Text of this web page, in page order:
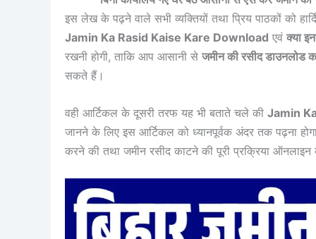
इस लेख के पढ़ने वाले सभी व्यक्तियों तथा प्रिय पाठकों को
Jamin Ka Rasid Kaise Kare Download एवं क्या
रखनी होगी, ताकि आप आसानी से जमीन की रसीद डाउनलोड
सकते हैं।
वही आर्टिकल के दूसरी तरफ यह भी बताते चले की Jamin
जानने के लिए इस आर्टिकल को ध्यानपूर्वक अंदर तक पढ़ना
करने की तथा जमीन रसीद काटने की पूरी प्रक्रिया